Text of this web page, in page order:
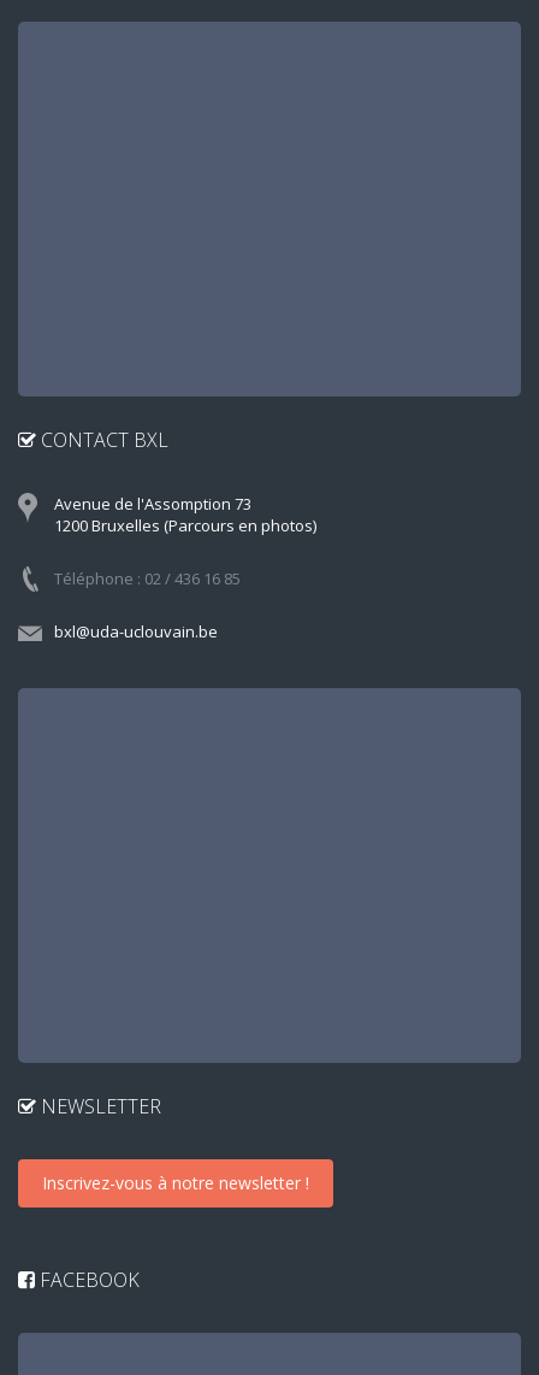
CONTACT BXL
Avenue de l'Assomption 73
1200 Bruxelles (Parcours en photos)
Téléphone : 02 / 436 16 85
bxl@uda-uclouvain.be
NEWSLETTER
Inscrivez-vous à notre newsletter !
FACEBOOK